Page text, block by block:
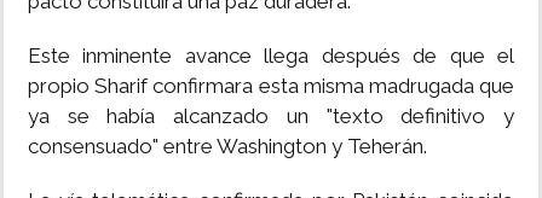
Este inminente avance llega después de que el
propio Sharif confirmara esta misma madrugada que
ya se había alcanzado un "texto definitivo y
consensuado" entre Washington y Teherán.